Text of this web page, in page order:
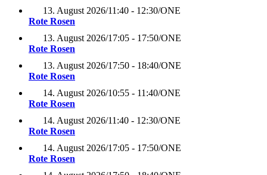
13. August 2026/11:40 - 12:30/ONE
Rote Rosen
13. August 2026/17:05 - 17:50/ONE
Rote Rosen
13. August 2026/17:50 - 18:40/ONE
Rote Rosen
14. August 2026/10:55 - 11:40/ONE
Rote Rosen
14. August 2026/11:40 - 12:30/ONE
Rote Rosen
14. August 2026/17:05 - 17:50/ONE
Rote Rosen